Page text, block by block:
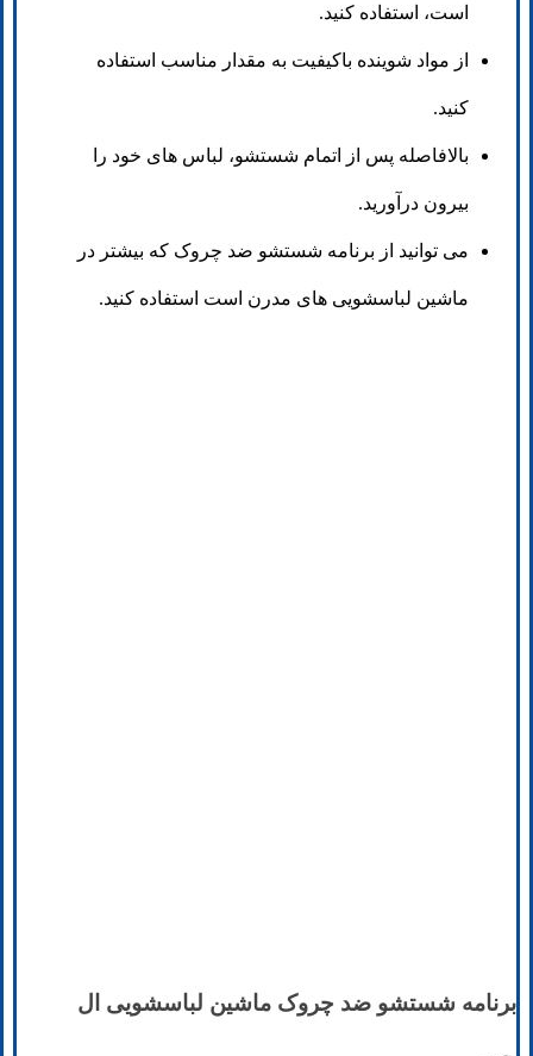
است، استفاده کنید.
از مواد شوینده باکیفیت به مقدار مناسب استفاده
کنید.
بالافاصله پس از اتمام شستشو، لباس های خود را
بیرون درآورید.
می توانید از برنامه شستشو ضد چروک که بیشتر در
ماشین لباسشویی های مدرن است استفاده کنید.
برنامه شستشو ضد چروک ماشین لباسشویی ال